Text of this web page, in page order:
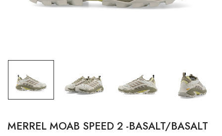
MERREL MOAB SPEED 2 -BASALT/BASALT